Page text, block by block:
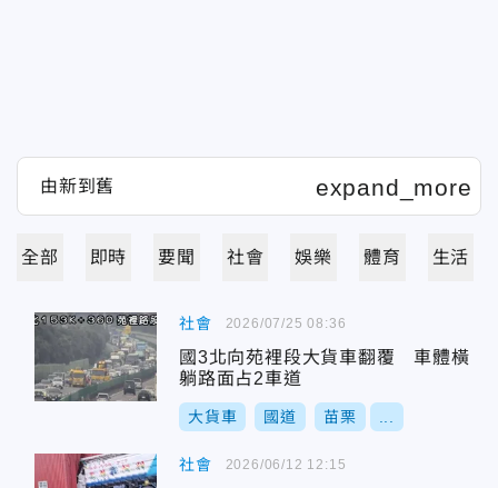
全部 即時 要聞 社會 娛樂 體育 生活
社會
國3北向苑裡段大貨車翻覆 車體橫
躺路面占2車道
大貨車 國道 苗栗
2026/07/25 08:36
社會 2026/06/12 12:15